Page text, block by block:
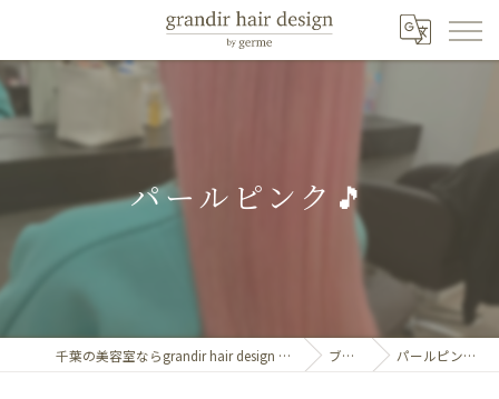
パールピンク🎵
千葉の美容室ならgrandir hair design by germe ブログ パールピンク🎵